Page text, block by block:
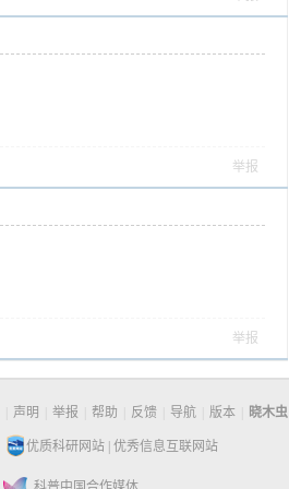
举报
举报
声明 举报 帮助 反馈 导航 版本 晓木虫
优质科研网站 优秀信息互联网站